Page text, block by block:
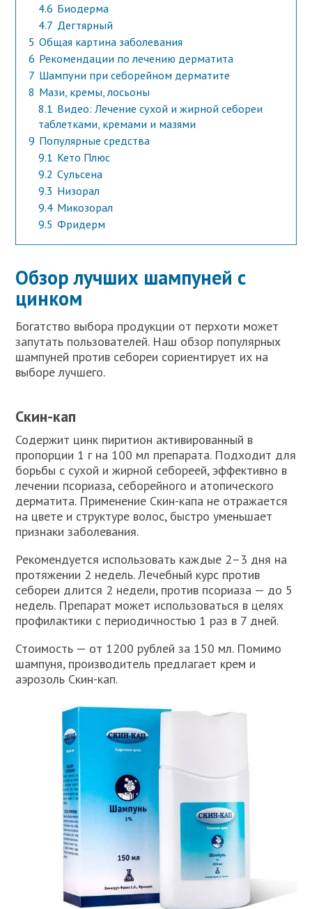
4.6 Биодерма
4.7 Дегтярный
5 Общая картина заболевания
6 Рекомендации по лечению дерматита
7 Шампуни при себорейном дерматите
8 Мази, кремы, лосьоны
8.1 Видео: Лечение сухой и жирной себореи
таблетками, кремами и мазями
9 Популярные средства
9.1 Кето Плюс
9.2 Сульсена
9.3 Низорал
9.4 Микозорал
9.5 Фридерм
Обзор лучших шампуней с
цинком
Богатство выбора продукции от перхоти может
запутать пользователей. Наш обзор популярных
шампуней против себореи сориентирует их на
выборе лучшего.
Скин-кап
Содержит цинк пиритион активированный в
пропорции 1 г на 100 мл препарата. Подходит для
борьбы с сухой и жирной себореей, эффективно в
лечении псориаза, себорейного и атопического
дерматита. Применение Скин-капа не отражается
на цвете и структуре волос, быстро уменьшает
признаки заболевания.
Рекомендуется использовать каждые 2–3 дня на
протяжении 2 недель. Лечебный курс против
себореи длится 2 недели, против псориаза — до 5
недель. Препарат может использоваться в целях
профилактики с периодичностью 1 раз в 7 дней.
Стоимость — от 1200 рублей за 150 мл. Помимо
шампуня, производитель предлагает крем и
аэрозоль Скин-кап.